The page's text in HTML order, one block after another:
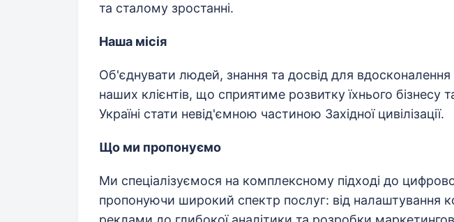
та сталому зростанні.
Наша місія
Об'єднувати людей, знання та досвід для
наших клієнтів, що сприятиме розвитку їхнього бізнесу
Україні стати невід'ємною частиною Західної цивілізації.
Що ми пропонуємо
Ми спеціалізуємося на комплексному підході до
пропонуючи широкий спектр послуг: від налаштування